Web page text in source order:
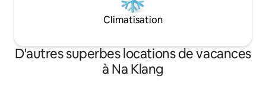
Climatisation
D'autres superbes locations de vacances
à Na Klang